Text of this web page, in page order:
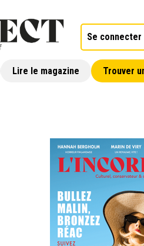
Se connecter
Lire le magazine Trouver